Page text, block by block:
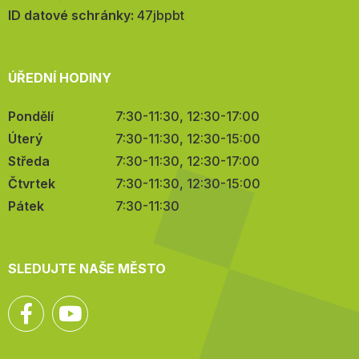
mail:
ID datové schránky: 47jbpbt
ÚŘEDNÍ HODINY
Pondělí
7:30-11:30, 12:30-17:00
Úterý
7:30-11:30, 12:30-15:00
Středa
7:30-11:30, 12:30-17:00
Čtvrtek
7:30-11:30, 12:30-15:00
Pátek
7:30-11:30
SLEDUJTE NAŠE MĚSTO
Facebook